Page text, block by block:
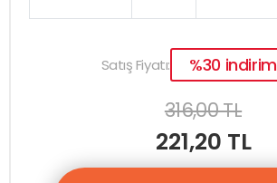
Satış Fiyatı: %30 indirim
316,00 TL
221,20 TL